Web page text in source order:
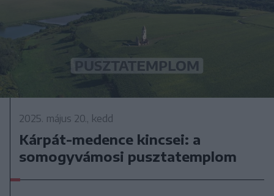
2025. május 20., kedd
Kárpát-medence kincsei: a
somogyvámosi pusztatemplom